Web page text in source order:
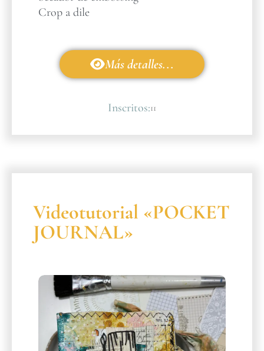
Crop a dile
Más detalles...
Inscritos:11
Videotutorial «POCKET
JOURNAL»